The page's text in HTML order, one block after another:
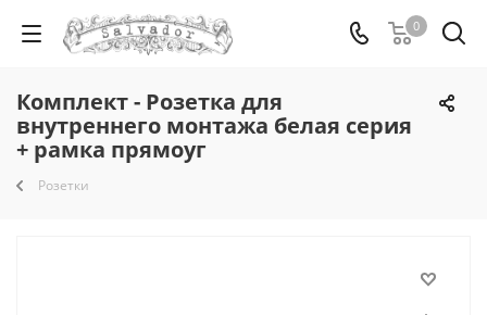
0
Комплект - Розетка для
внутреннего монтажа белая серия
+ рамка прямоуг
Розетки